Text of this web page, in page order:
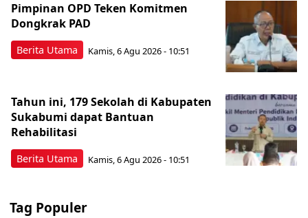
Berita Utama
Pimpinan OPD Teken Komitmen
Dongkrak PAD
Kamis, 6 Agu 2026 - 10:51
Berita Utama
Tahun ini, 179 Sekolah di Kabupaten
Sukabumi dapat Bantuan
Rehabilitasi
Kamis, 6 Agu 2026 - 10:51
Tag Populer